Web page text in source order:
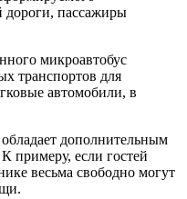
дороги, пассажиры
микроавтобус
транспортов для
автомобили, в
дополнительным
примеру, если гостей
весьма свободно могут